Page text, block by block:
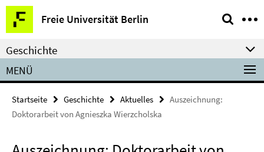
Springe
direkt
zu
Inhalt
Freie Universität Berlin
Service-
Navigation
Geschichte
MENÜ
Startseite Geschichte Aktuelles
Auszeichnung:
Doktorarbeit von Agnieszka Wierzcholska